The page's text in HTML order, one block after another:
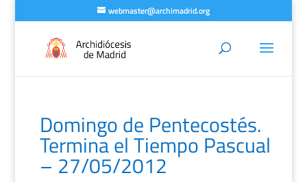
webmaster@archimadrid.org
Domingo de Pentecostés.
Termina el Tiempo Pascual
– 27/05/2012